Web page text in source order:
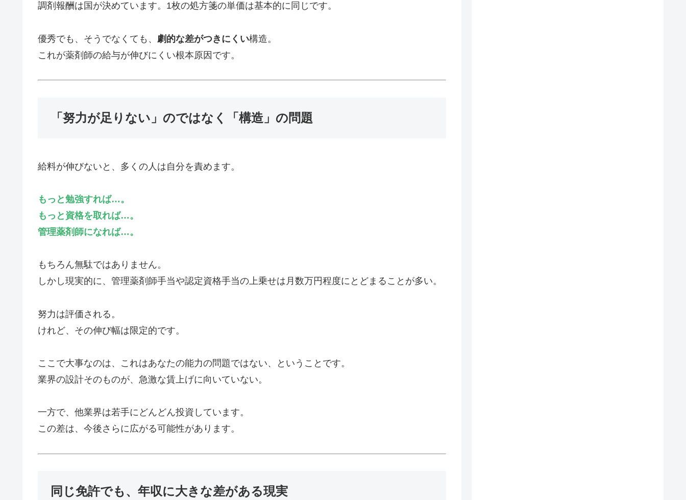
調剤報酬は国が決めています。1枚の処方箋の単価は基本的に同じです。
優秀でも、そうでなくても、 劇的な差がつきにくい構造。
これが薬剤師の給与が伸びにくい根本原因です。
「努力が足りない」のではなく「構造」の問題
給料が伸びないと、多くの人は自分を責めます。
もっと勉強すれば…。
もっと資格を取れば…。
管理薬剤師になれば… 。
もちろん無駄ではありません。
しかし現実的に、管理薬剤師手当や認定資格手当の上乗せは月数万円程度にとどまることが多い。
努力は評価される。
けれど、その伸び幅は限定的です。
ここで大事なのは、これはあなたの能力の問題ではない、ということです。
業界の設計そのものが、急激な賃上げに向いていない。
一方で、他業界は若手にどんどん投資しています。
この差は、今後さらに広がる可能性があります。
同じ免許でも、年収に大きな差がある現実